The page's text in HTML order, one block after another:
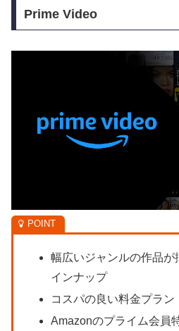
Prime Video
幅広いジャンルの作品が
インナップ
コスパの良い料金プラン
Amazonのプライム会員